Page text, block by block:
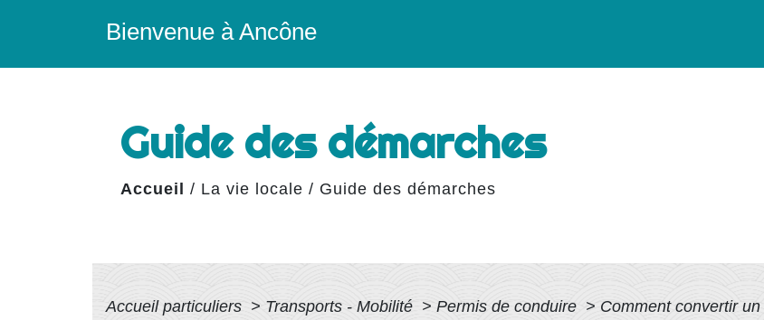
Bienvenue à Ancône
Guide des démarches
Accueil / La vie locale / Guide des démarches
Accueil particuliers > Transports - Mobilité > Permis de conduire > Comment convertir